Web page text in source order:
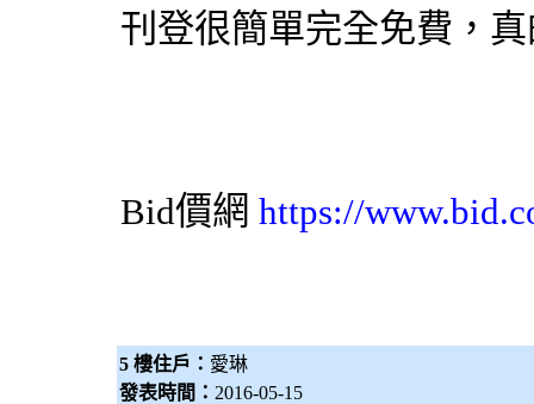
刊登很簡單完全免費，
Bid價網 https://
5 樓住戶： 愛琳
發表時間： 2016-05-15